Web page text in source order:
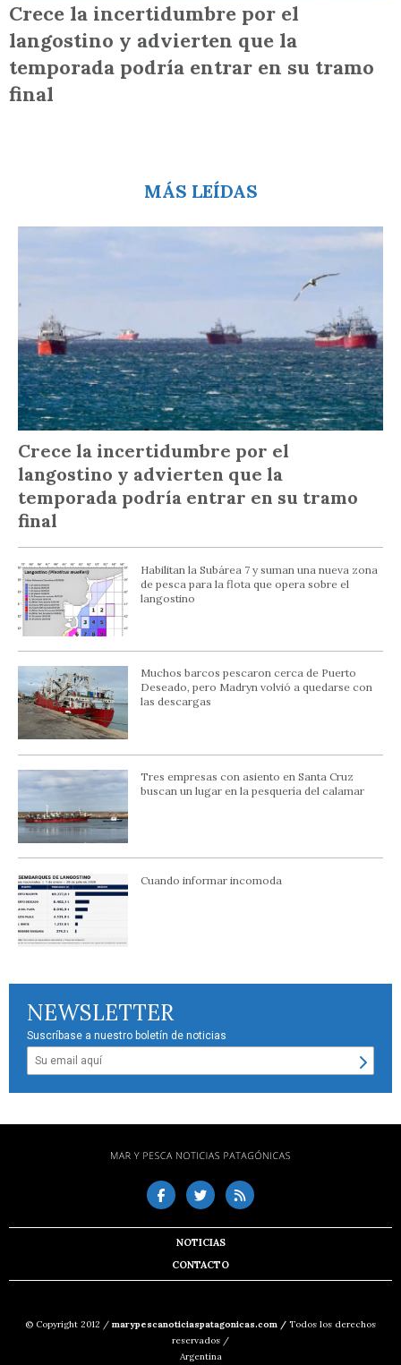
Crece la incertidumbre por el
langostino y advierten que la
temporada podría entrar en su tramo
final
MÁS LEÍDAS
Crece la incertidumbre por el
langostino y advierten que la
temporada podría entrar en su tramo
final
Habilitan la Subárea 7 y suman una nueva zona
de pesca para la flota que opera sobre el
langostino
Muchos barcos pescaron cerca de Puerto
Deseado, pero Madryn volvió a quedarse con
las descargas
Tres empresas con asiento en Santa Cruz
buscan un lugar en la pesquería del calamar
Cuando informar incomoda
NEWSLETTER
Suscríbase a nuestro boletín de noticias
NOTICIAS
CONTACTO
© Copyright 2012 / marypescanoticiaspatagonicas.com / Todos los derechos
reservados /
Argentina